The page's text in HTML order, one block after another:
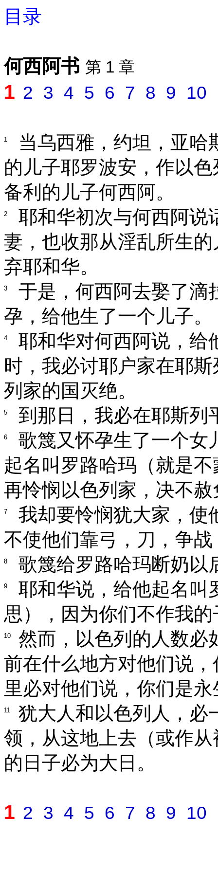
目录
何西阿书 第 1 章
1 2 3 4 5 6 7 8 9 10
1
当乌西雅，约坦，亚哈
的儿子耶罗波安，作以
备利的儿子何西阿。
2
耶和华初次与何西阿说
妻，也收那从淫乱所生
弃耶和华。
3
于是，何西阿去娶了滴
孕，给他生了一个儿子。
4
耶和华对何西阿说，给
时，我必讨耶户家在耶
列家的国灭绝。
5 到那日，我必在耶斯列
6
歌篾又怀孕生了一个女
起名叫罗路哈玛（就是
再怜悯以色列家，决不
7
我却要怜悯犹大家，使
不使他们靠弓，刀，争
8 歌篾给罗路哈玛断奶以
9
耶和华说，给他起名叫
思），因为你们不作我
10
然而，以色列的人数必
前在什么地方对他们说
里必对他们说，你们是
11
犹大人和以色列人，必
领，从这地上去（或作
的日子必为大日。
1 2 3 4 5 6 7 8 9 10